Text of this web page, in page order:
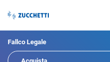
Fallco Legale